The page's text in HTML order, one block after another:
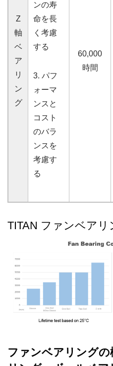
Z
軸
ベ
ア
リ
ン
グ
ンの寿
命を長
く考慮
する
3. パフ
ォーマ
ンスと
コスト
のバラ
ンスを
考慮す
る
60,000
時間
TITAN ファンベアリ
ファンベアリング